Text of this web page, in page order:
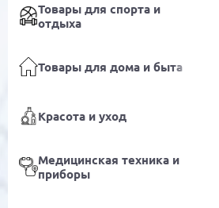
Товары для спорта и
отдыха
Товары для дома и быта
Красота и уход
Медицинская техника и
приборы